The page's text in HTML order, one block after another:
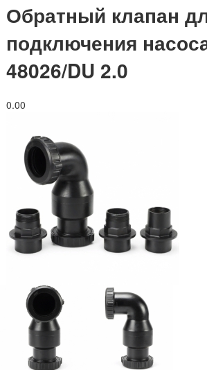
Обратный клапан
подключения
48026/DU 2.0
0.00